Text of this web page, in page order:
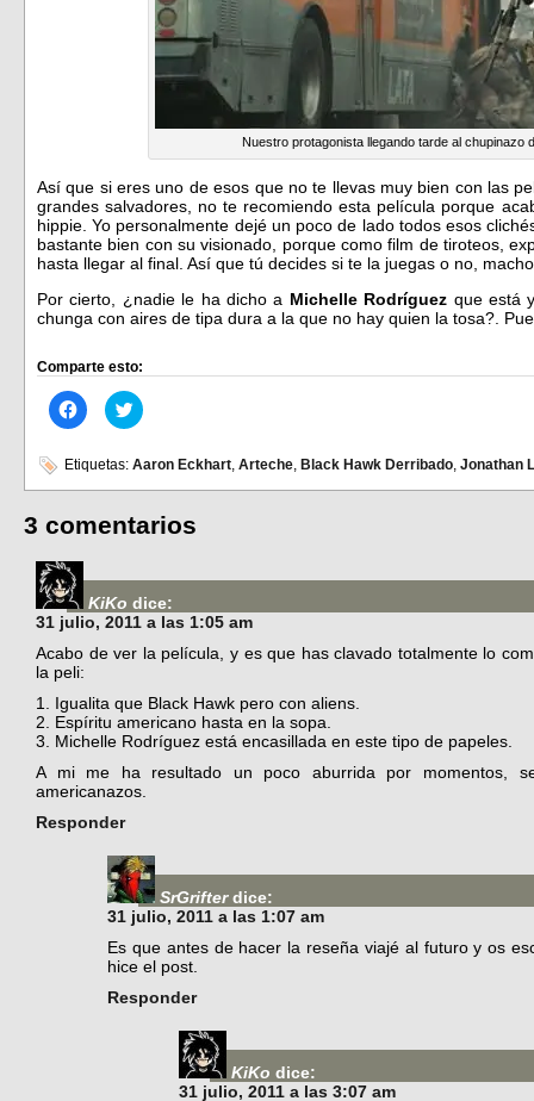
Nuestro protagonista llegando tarde al chupinazo
Así que si eres uno de esos que no te llevas muy bien con las
grandes salvadores, no te recomiendo esta película porque
hippie. Yo personalmente dejé un poco de lado todos esos
bastante bien con su visionado, porque como film de tiroteos,
hasta llegar al final. Así que tú decides si te la juegas o no,
Por cierto, ¿nadie le ha dicho a Michelle Rodríguez que está
chunga con aires de tipa dura a la que no hay quien la tosa?.
Comparte esto:
Haz
clic
en
Facebook
(Se
en
una
nueva)
Haz
clic
en
(Se
en
una
Etiquetas: Aaron Eckhart, Arteche, Black Hawk Derribado, Jonathan
3 comentarios
KiKo dice:
31 julio, 2011 a las 1:05 am
Acabo de ver la película, y es que has clavado totalmente lo
la peli:
1. Igualita que Black Hawk pero con aliens.
2. Espíritu americano hasta en la sopa.
3. Michelle Rodríguez está encasillada en este tipo de papeles.
A mi me ha resultado un poco aburrida por momentos,
americanazos.
Responder
SrGrifter dice:
31 julio, 2011 a las 1:07 am
Es que antes de hacer la reseña viajé al futuro y os
hice el post.
Responder
KiKo dice:
31 julio, 2011 a las 3:07 am